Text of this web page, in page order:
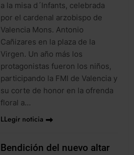
a la misa d´Infants, celebrada
por el cardenal arzobispo de
Valencia Mons. Antonio
Cañizares en la plaza de la
Virgen. Un año más los
protagonistas fueron los niños,
participando la FMI de Valencia y
su corte de honor en la ofrenda
floral a…
LLegir noticia
Bendición del nuevo altar